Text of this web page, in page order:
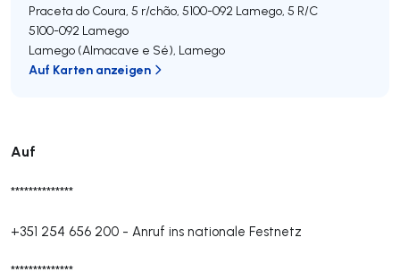
Auf
**************
+351 254 656 200 - Anruf ins nationale Festnetz
**************
Praceta do Coura, 5 r/chão, 5100-092 Lamego, 5 R/C
5100-092 Lamego
Lamego (Almacave e Sé), Lamego
Auf Karten anzeigen